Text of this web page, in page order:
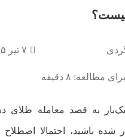
۷ تیر ۱۴۰۵ | ۱۰:۳۹
مطالعه: ۸ دقیقه
یک‌بار به قصد معامله طلای
شده باشید، احتمالا